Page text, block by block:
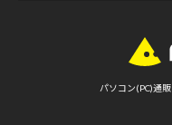
パソコン(PC)通